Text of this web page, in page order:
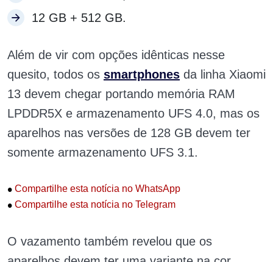
12 GB + 512 GB.
Além de vir com opções idênticas nesse
quesito, todos os smartphones da linha Xiaomi
13 devem chegar portando memória RAM
LPDDR5X e armazenamento UFS 4.0, mas os
aparelhos nas versões de 128 GB devem ter
somente armazenamento UFS 3.1.
• Compartilhe esta notícia no WhatsApp
• Compartilhe esta notícia no Telegram
O vazamento também revelou que os